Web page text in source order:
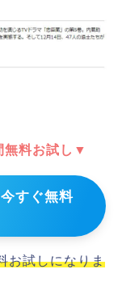
料お試し▼
すぐ無料
お試しになりま